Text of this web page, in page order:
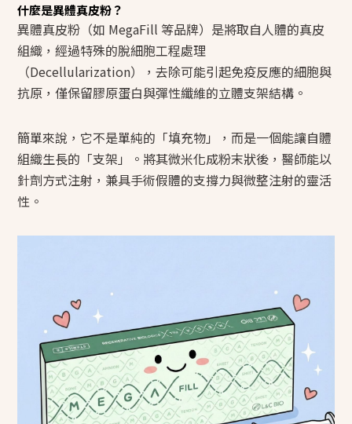
什麼是異體真皮粉？
異體真皮粉（如 MegaFill 等品牌）是將取自人體的真皮
組織，經過特殊的脫細胞工程處理
（Decellularization），去除可能引起免疫反應的細胞與
抗原，僅保留膠原蛋白與彈性纖維的立體支架結構。
簡單來說，它不是單純的「填充物」，而是一個能讓自體
組織生長的「支架」。將其微米化成粉末狀後，醫師能以
針劑方式注射，兼具手術假體的支撐力與微整注射的靈活
性。